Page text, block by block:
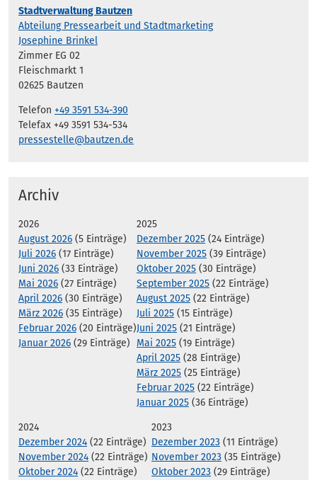
Stadtverwaltung Bautzen
Abteilung Pressearbeit und Stadtmarketing
Josephine Brinkel
Zimmer EG 02
Fleischmarkt 1
02625 Bautzen
Telefon +49 3591 534-390
Telefax +49 3591 534-534
pressestelle@bautzen.de
Archiv
2026
August 2026 (5 Einträge)
Juli 2026 (17 Einträge)
Juni 2026 (33 Einträge)
Mai 2026 (27 Einträge)
April 2026 (30 Einträge)
März 2026 (35 Einträge)
Februar 2026 (20 Einträge)
Januar 2026 (29 Einträge)
2025
Dezember 2025 (24 Einträge)
November 2025 (39 Einträge)
Oktober 2025 (30 Einträge)
September 2025 (22 Einträge)
August 2025 (22 Einträge)
Juli 2025 (15 Einträge)
Juni 2025 (21 Einträge)
Mai 2025 (19 Einträge)
April 2025 (28 Einträge)
März 2025 (25 Einträge)
Februar 2025 (22 Einträge)
Januar 2025 (36 Einträge)
2024
Dezember 2024 (22 Einträge)
November 2024 (22 Einträge)
Oktober 2024 (22 Einträge)
2023
Dezember 2023 (11 Einträge)
November 2023 (35 Einträge)
Oktober 2023 (29 Einträge)